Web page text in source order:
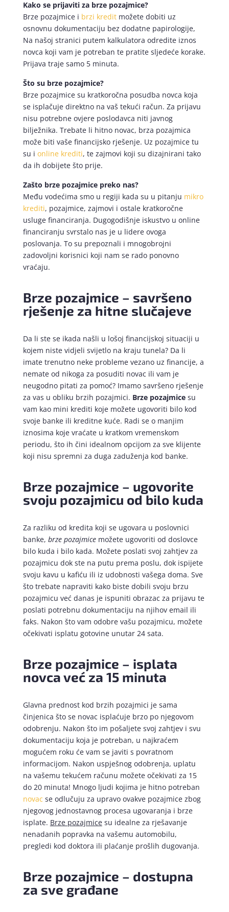
Kako se prijaviti za brze pozajmice?
Brze pozajmice i brzi kreditmožete dobiti uz
osnovnu dokumentaciju bez dodatne papirologije,
Na našoj stranici putem kalkulatora odredite iznos
novca koji vam je potreban te pratite sljedeće korake.
Prijava traje samo 5 minuta.
Što su brze pozajmice?
Brze pozajmice su kratkoročna posudba novca koja
se isplačuje direktno na vaš tekući račun. Za prijavu
nisu potrebne ovjere poslodavca niti javnog
bilježnika. Trebate li hitno novac, brza pozajmica
može biti vaše financijsko rješenje. Uz pozajmice tu
su i online krediti, te zajmovi koji su dizajnirani tako
da ih dobijete što prije.
Zašto brze pozajmice preko nas?
Među vodećima smo u regiji kada su u pitanju mikro
krediti, pozajmice, zajmovi i ostale kratkoročne
usluge financiranja. Dugogodišnje iskustvo u online
financiranju svrstalo nas je u lidere ovoga
poslovanja. To su prepoznali i mnogobrojni
zadovoljni korisnici koji nam se rado ponovno
vraćaju.
Brze pozajmice – savršeno
rješenje za hitne slučajeve
Da li ste se ikada našli u lošoj financijskoj situaciji u
kojem niste vidjeli svijetlo na kraju tunela? Da li
imate trenutno neke probleme vezano uz financije, a
nemate od nikoga za posuditi novac ili vam je
neugodno pitati za pomoć? Imamo savršeno rješenje
za vas u obliku brzih pozajmici. Brze pozajmicesu
vam kao mini krediti koje možete ugovoriti bilo kod
svoje banke ili kreditne kuće. Radi se o manjim
iznosima koje vraćate u kratkom vremenskom
periodu, što ih čini idealnom opcijom za sve klijente
koji nisu spremni za duga zaduženja kod banke.
Brze pozajmice – ugovorite
svoju pozajmicu od bilo kuda
Za razliku od kredita koji se ugovara u poslovnici
banke, brze pozajmicemožete ugovoriti od doslovce
bilo kuda i bilo kada. Možete poslati svoj zahtjev za
pozajmicu dok ste na putu prema poslu, dok ispijete
svoju kavu u kafiću ili iz udobnosti vašega doma. Sve
što trebate napraviti kako biste dobili svoju brzu
pozajmicu već danas je ispuniti obrazac za prijavu te
poslati potrebnu dokumentaciju na njihov email ili
faks. Nakon što vam odobre vašu pozajmicu, možete
očekivati isplatu gotovine unutar 24 sata.
Brze pozajmice – isplata
novca već za 15 minuta
Glavna prednost kod brzih pozajmici je sama
činjenica što se novac isplaćuje brzo po njegovom
odobrenju. Nakon što im pošaljete svoj zahtjev i svu
dokumentaciju koja je potreban, u najkraćem
mogućem roku će vam se javiti s povratnom
informacijom. Nakon uspješnog odobrenja, uplatu
na vašemu tekućem računu možete očekivati za 15
do 20 minuta! Mnogo ljudi kojima je hitno potreban
novac se odlučuju za upravo ovakve pozajmice zbog
njegovog jednostavnog procesa ugovaranja i brze
isplate. Brze pozajmicesu idealne za rješavanje
nenadanih popravka na vašemu automobilu,
pregledi kod doktora ili plaćanje prošlih dugovanja.
Brze pozajmice – dostupna
za sve građane